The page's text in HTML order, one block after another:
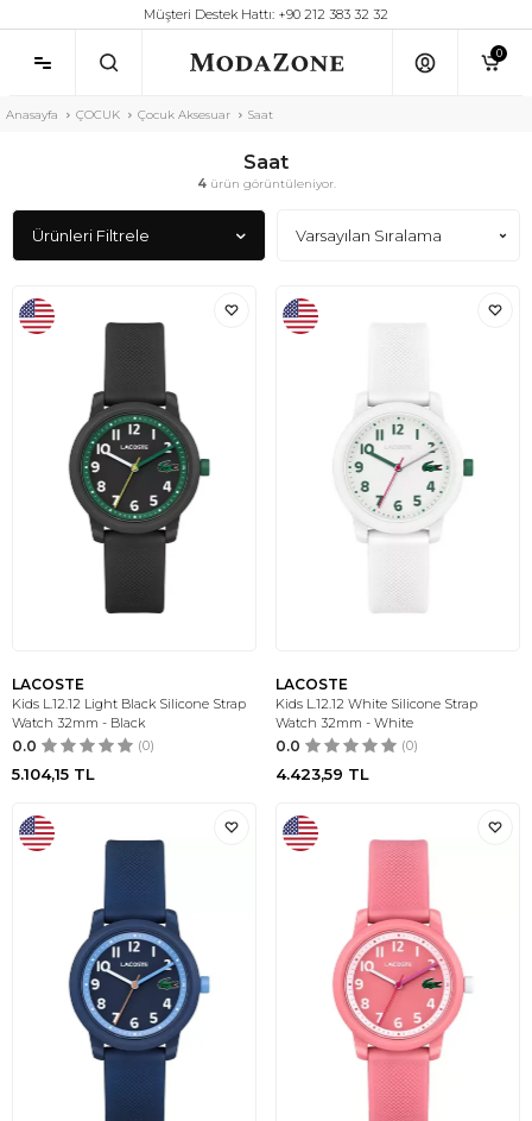
Müşteri Destek Hattı: +90 212 383 32 32
0
Anasayfa ÇOCUK Çocuk Aksesuar Saat
Saat
4ürün görüntüleniyor.
Ürünleri Filtrele
LACOSTE
Kids L.12.12 Light Black Silicone Strap
Watch 32mm - Black
0.0 (0)
5.104,15 TL
LACOSTE
Kids L.12.12 White Silicone Strap
Watch 32mm - White
0.0 (0)
4.423,59 TL